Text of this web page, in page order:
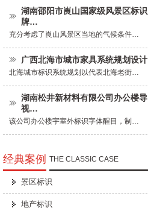
湖南邵阳市崀山国家级风景区标识
牌…
充分考虑了崀山风景区当地的气候条件…
广西北海市城市家具系统规划设计
北海城市标识系统规划以代表北海老街…
湖南松井新材料有限公司办公楼导
视…
该公司办公楼宇室外标识字体醒目，制…
经典案例 THE CLASSIC CASE
景区标识
地产标识